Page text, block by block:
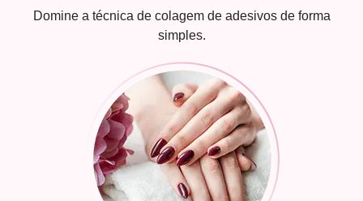
Domine a técnica de colagem de adesivos de forma
simples.